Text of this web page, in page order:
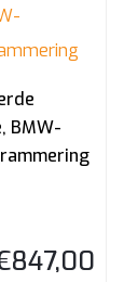
BMW-
847,00